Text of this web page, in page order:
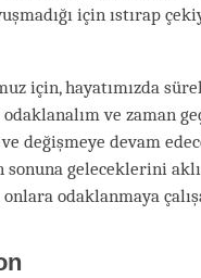
için ıstırap
için, hayatımızda
ve zaman
değişmeye devam
sonuna geleceklerini
odaklanmaya